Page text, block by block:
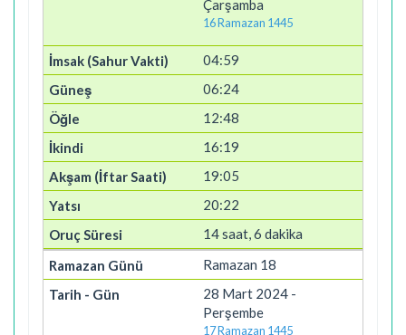
Çarşamba
16 Ramazan 1445
04:59
06:24
12:48
16:19
19:05
20:22
14 saat, 6 dakika
Ramazan 18
28 Mart 2024 -
Perşembe
17 Ramazan 1445